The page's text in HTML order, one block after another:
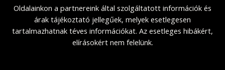
Oldalainkon a partnereink által szolgáltatott információk és
árak tájékoztató jellegűek, melyek esetlegesen
tartalmazhatnak téves információkat. Az esetleges hibákért,
elírásokért nem felelünk.